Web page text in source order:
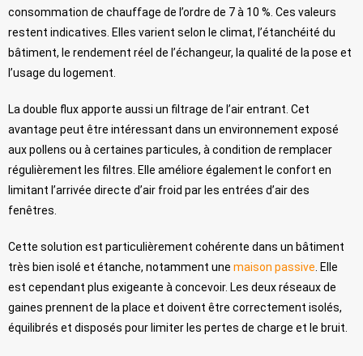
consommation de chauffage de l’ordre de 7 à 10 %. Ces valeurs
restent indicatives. Elles varient selon le climat, l’étanchéité du
bâtiment, le rendement réel de l’échangeur, la qualité de la pose et
l’usage du logement.
La double flux apporte aussi un filtrage de l’air entrant. Cet
avantage peut être intéressant dans un environnement exposé
aux pollens ou à certaines particules, à condition de remplacer
régulièrement les filtres. Elle améliore également le confort en
limitant l’arrivée directe d’air froid par les entrées d’air des
fenêtres.
Cette solution est particulièrement cohérente dans un bâtiment
très bien isolé et étanche, notamment une maison passive. Elle
est cependant plus exigeante à concevoir. Les deux réseaux de
gaines prennent de la place et doivent être correctement isolés,
équilibrés et disposés pour limiter les pertes de charge et le bruit.